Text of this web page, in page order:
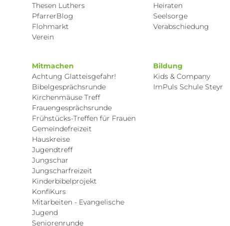
Thesen Luthers
PfarrerBlog
Flohmarkt
Verein
Heiraten
Seelsorge
Verabschiedung
Mitmachen
Achtung Glatteisgefahr!
Bibelgesprächsrunde
Kirchenmäuse Treff
Frauengesprächsrunde
Frühstücks-Treffen für Frauen
Gemeindefreizeit
Hauskreise
Jugendtreff
Jungschar
Jungscharfreizeit
Kinderbibelprojekt
KonfiKurs
Mitarbeiten - Evangelische
Jugend
Seniorenrunde
Bildung
Kids & Company
ImPuls Schule Steyr